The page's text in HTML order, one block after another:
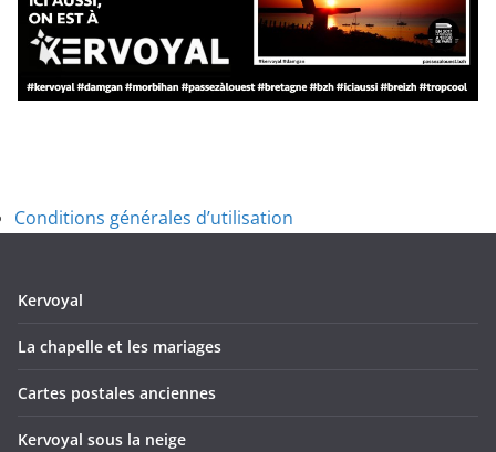
Conditions générales d’utilisation
Kervoyal
La chapelle et les mariages
Cartes postales anciennes
Kervoyal sous la neige